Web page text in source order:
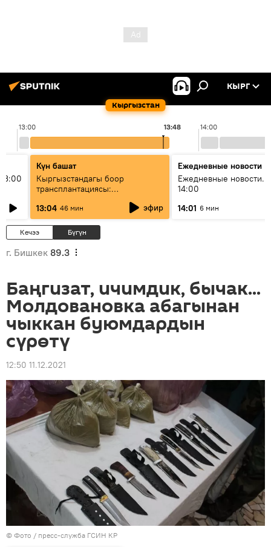
Кыргызстан
КЫРГ
13:00 14:00
13:48
Күн башат
Кыргызстандагы боор
трансплантациясы:
жетишкендиктер жана өнүгүү
келечеги
13:04 46 мин эфир
Ежедневные новости
Ежедневные новости.
14:00
14:01 6 мин
Кечээ Бүгүн
г. Бишкек 89.3
Баңгизат, ичимдик, бычак...
Молдовановка абагынан
чыккан буюмдардын
сүрөтү
12:50 11.12.2021
© Фото / пресс-служба ГСИН КР